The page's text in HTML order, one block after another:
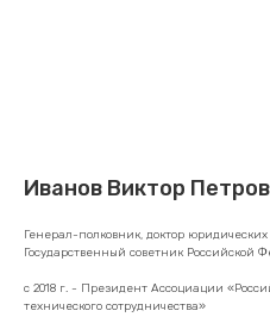
Иванов Виктор
Генерал-полковник, доктор
Государственный советник Российской
с 2018 г. - Президент Ассоциации
технического сотрудничества»